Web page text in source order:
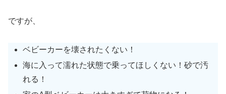
ですが、
ベビーカーを壊されたくない！
海に入って濡れた状態で乗ってほしくない！砂で汚
れる！